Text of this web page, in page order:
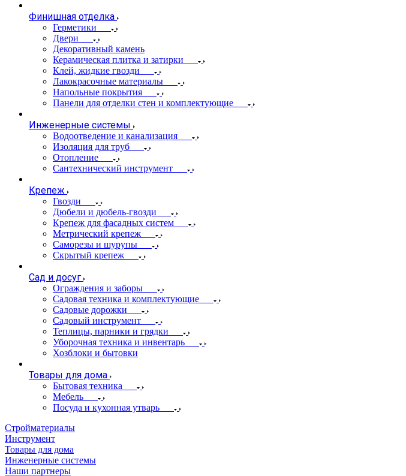
Финишная отделка
Герметики
Двери
Декоративный камень
Керамическая плитка и затирки
Клей, жидкие гвозди
Лакокрасочные материалы
Напольные покрытия
Панели для отделки стен и комплектующие
Инженерные системы
Водоотведение и канализация
Изоляция для труб
Отопление
Сантехнический инструмент
Крепеж
Гвозди
Дюбели и дюбель-гвозди
Крепеж для фасадных систем
Метрический крепеж
Саморезы и шурупы
Скрытый крепеж
Сад и досуг
Ограждения и заборы
Садовая техника и комплектующие
Садовые дорожки
Садовый инструмент
Теплицы, парники и грядки
Уборочная техника и инвентарь
Хозблоки и бытовки
Товары для дома
Бытовая техника
Мебель
Посуда и кухонная утварь
Стройматериалы
Инструмент
Товары для дома
Инженерные системы
Наши партнеры